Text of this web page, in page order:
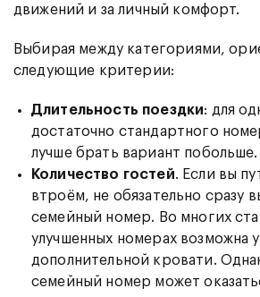
движений и за личный комфорт.
Выбирая между категориями,
следующие критерии:
Длительность поездки: для
достаточно стандартного
лучше брать вариант побольше.
Количество гостей. Если вы
втроём, не обязательно сразу
семейный номер. Во многих
улучшенных номерах возможна
дополнительной кровати.
семейный номер может